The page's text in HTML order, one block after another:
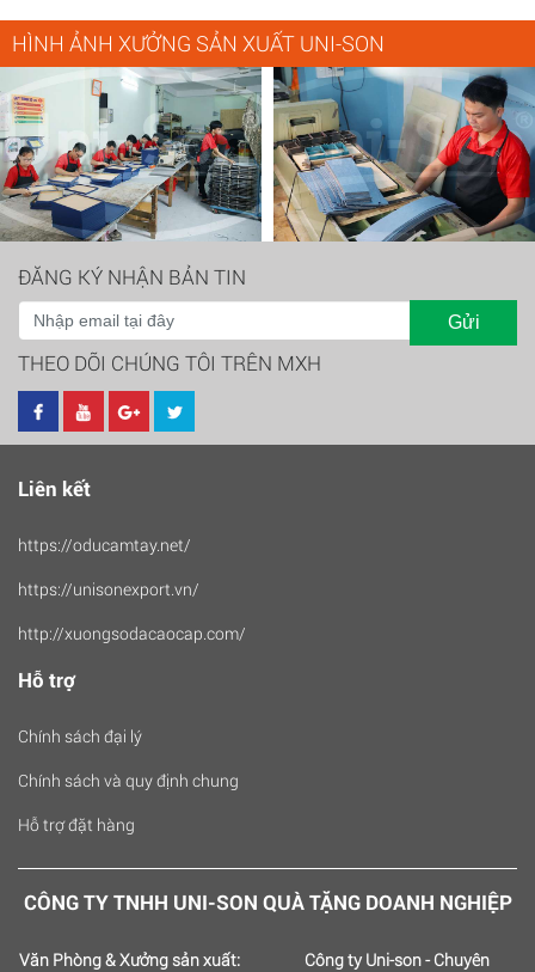
HÌNH ẢNH XƯỞNG SẢN XUẤT UNI-SON
ĐĂNG KÝ NHẬN BẢN TIN
Gửi
THEO DÕI CHÚNG TÔI TRÊN MXH
Liên kết
https://oducamtay.net/
https://unisonexport.vn/
http://xuongsodacaocap.com/
Hỗ trợ
Chính sách đại lý
Chính sách và quy định chung
Hỗ trợ đặt hàng
CÔNG TY TNHH UNI-SON QUÀ TẶNG DOANH NGHIỆP
Văn Phòng & Xưởng sản xuất: Công ty Uni-son - Chuyên